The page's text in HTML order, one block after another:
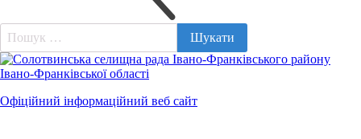
Пошук:
Офіційний інформаційний веб сайт